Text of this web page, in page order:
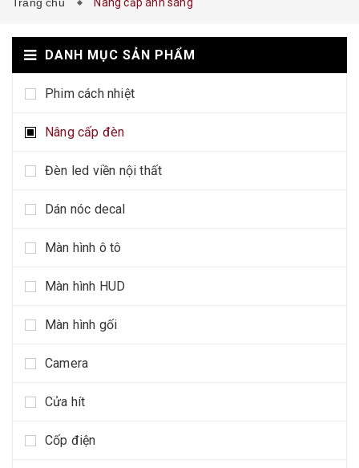
DANH MỤC SẢN PHẨM
Phim cách nhiệt
Nâng cấp đèn
Đèn led viền nội thất
Dán nóc decal
Màn hình ô tô
Màn hình HUD
Màn hình gối
Camera
Cửa hít
Cốp điện